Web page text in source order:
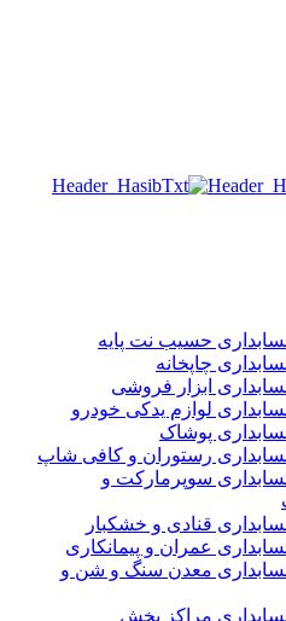
حسیب نت پایه
چاپخانه
ابزار فروشی
لوازم یدکی خودرو
پوشاک
رستوران و کافی شاپ
سوپرمارکت و
قنادی و خشکبار
عمران و پیمانکاری
معدن سنگ و شن و
مراکز پخش